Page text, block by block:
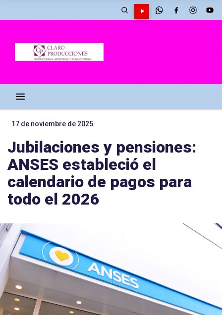
17 de noviembre de 2025
Jubilaciones y pensiones:
ANSES estableció el
calendario de pagos para
todo el 2026